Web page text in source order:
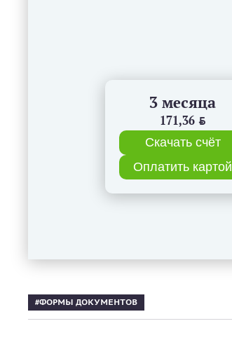
3 месяца
171,36 BYN
Скачать счёт
Оплатить картой
ФОРМЫ ДОКУМЕНТОВ